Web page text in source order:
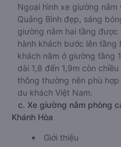
Ngoại hình xe giường nằm
Quảng Bình đẹp, sáng
giường nằm hai tầng
hành khách bước lên tầng
khách nằm ở giường tầng
dài 1,8 đến 1,9m còn
thông thường nên phù
du khách Việt Nam.
c. Xe giường nằm phòng
Khánh Hòa
Giới thiệu